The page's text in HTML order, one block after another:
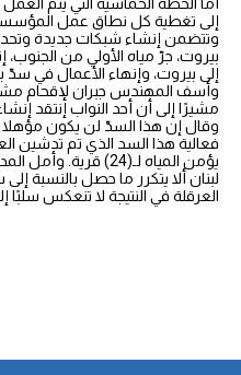
إلى تغطية كل نطاق عمل المؤسسة
وتتضمن إنشاء شبكات جديدة وتحديث
بيروت، جرّ مياه الأولي من
إلى بيروت، وإنهاء الأعمال في سدّ
وأسف المهندس جبران لإقحام
وقال إن هذا السدّ لن يكون مؤهلا
فعالية هذا السد الذي تم تدشين
يؤمن المياه لـ(24)
لبنان ألا يتكرر ما حصل بالنسبة
العرقلة في النتيجة لا تنعكس سلبًا